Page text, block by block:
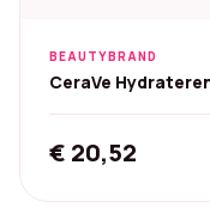
BEAUTYBRAND
CeraVe
€ 20,52